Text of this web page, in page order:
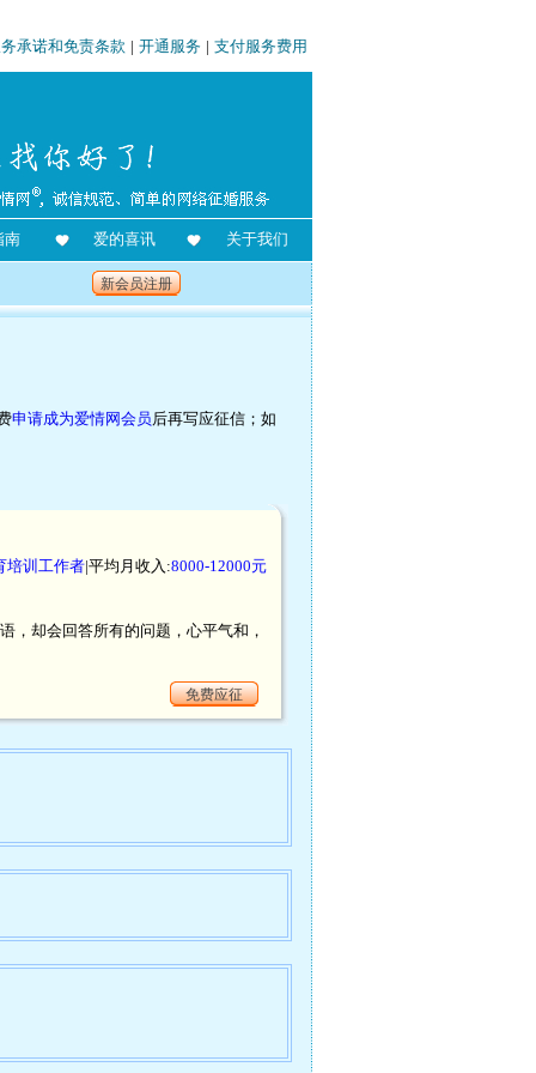
承诺和免责条款 | 开通服务 | 支付服务费用
南 爱的喜讯 关于我们
新会员注册
申请成为爱情网会员后再写应征信；如
培训工作者|平均月收入:8000-12000元
却会回答所有的问题，心平气和，
免费应征